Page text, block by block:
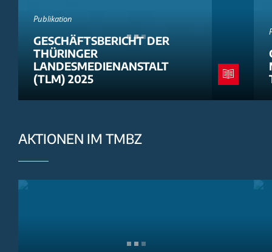
Publikation
GESCHÄFTSBERICHT DER
THÜRINGER
LANDESMEDIENANSTALT
(TLM) 2025
AKTIONEN IM TMBZ